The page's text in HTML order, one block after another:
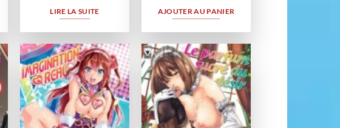
LIRE LA SUITE AJOUTER AU PANIER
Ajouter
à la
wishlist
Ajouter
à la
wishlist